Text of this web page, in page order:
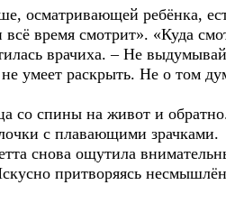
осматривающей ребёнка,
время смотрит». «Куда
врачиха. – Не
умеет раскрыть. Не о том
со спины на живот и
с плавающими зрачками.
снова ощутила
притворяясь